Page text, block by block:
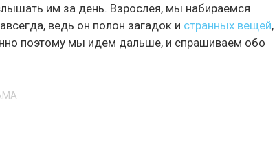
им за день. Взрослея, мы набираемся
ведь он полон загадок и странных вещей,
поэтому мы идем дальше, и спрашиваем обо